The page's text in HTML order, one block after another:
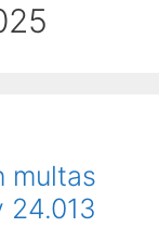
multas
24.013